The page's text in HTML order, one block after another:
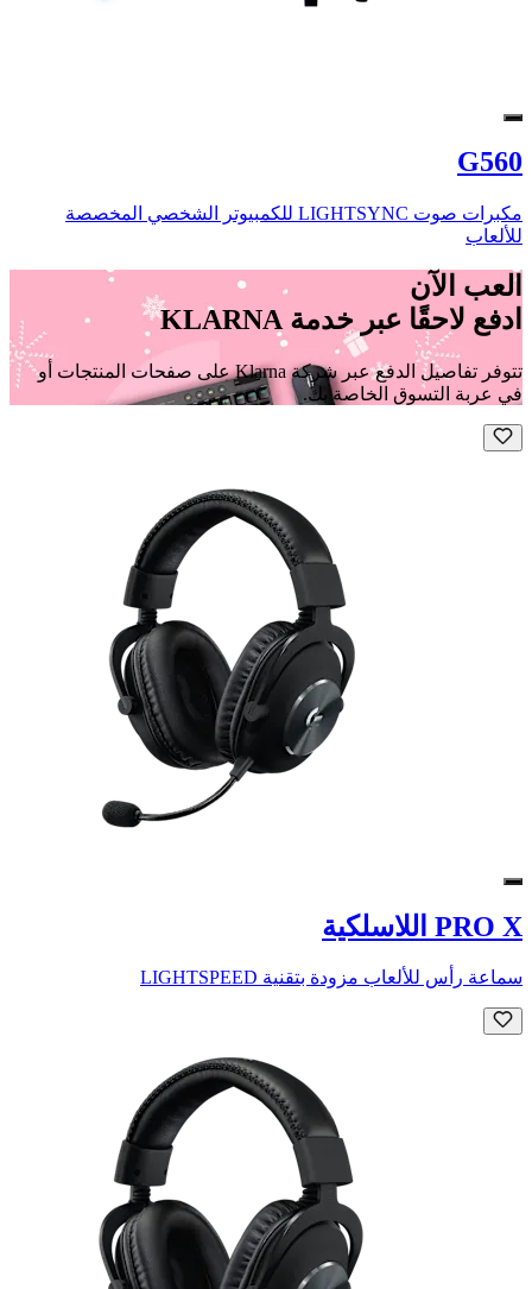
G560
مكبرات صوت LIGHTSYNC للكمبيوتر الشخصي المخصصة
للألعاب
العب الآن
ادفع لاحقًا عبر خدمة KLARNA
تتوفر تفاصيل الدفع عبر شركة Klarna على صفحات المنتجات أو
في عربة التسوق الخاصة بك.
PRO X اللاسلكية
سماعة رأس للألعاب مزودة بتقنية LIGHTSPEED